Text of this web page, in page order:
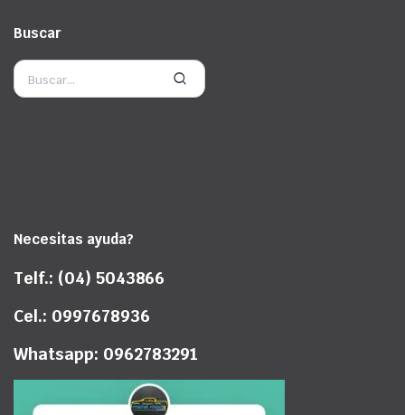
Buscar
Necesitas ayuda?
Telf.: (04) 5043866
Cel.: 0997678936
Whatsapp: 0962783291